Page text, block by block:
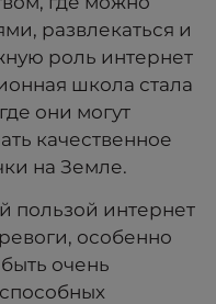
развлекаться и
роль интернет
школа стала
они могут
качественное
на Земле.
пользой интернет
особенно
очень